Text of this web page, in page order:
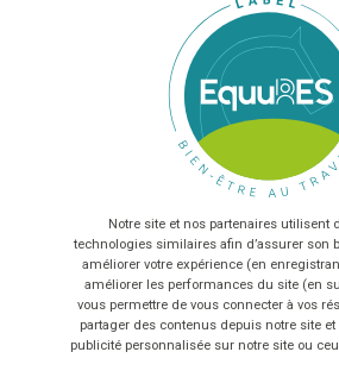
Allègement de la pénibilité au
(tâches mécanisées. Tenues de
respectées et fournies) et
de travail confortables et
Proposition d'évolution de salaire
prime de vacation, Avantages en
(Logement de fonction sur le lieu
formation).
Accès à la formation
tous les salariés en 3 ans,
incluse). Beaucoup de flexibilité
pro-perso très appréciée par les
Sélectionnez nombre de
En envoyant le formulaire, vous
informations saisies soient exploitées
relation commerciale qui peut en
TÉLÉCHARGER
Notre site et nos partenaires utilisent
technologies similaires afin d’assurer son
améliorer votre expérience (en
améliorer les performances du site (en
vous permettre de vous connecter à vos
partager des contenus depuis notre site
publicité personnalisée sur notre site ou